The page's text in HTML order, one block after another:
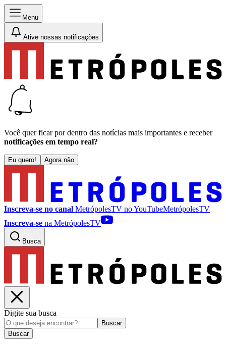
Menu
Ative nossas notificações
Você quer ficar por dentro das notícias mais importantes e receber
notificações em tempo real?
Eu quero! Agora não
Inscreva-se no canal MetrópolesTV noYouTubeMetrópolesTV
Inscreva-se na MetrópolesTV
Busca
Digite sua busca
Buscar
Buscar